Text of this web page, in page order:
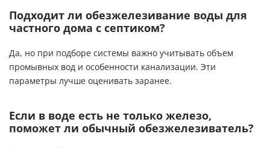
Подходит ли обезжелезивание воды для
частного дома с септиком?
Да, но при подборе системы важно учитывать объем
промывных вод и особенности канализации. Эти
параметры лучше оценивать заранее.
Если в воде есть не только железо,
поможет ли обычный обезжелезиватель?